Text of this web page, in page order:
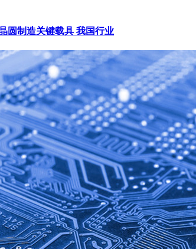
圆制造关键载具 我国行业